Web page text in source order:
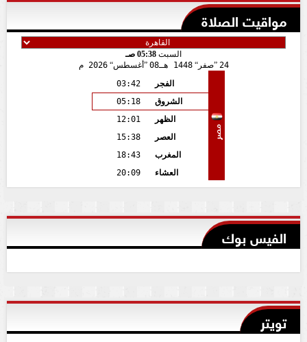
مواقيت الصلاة
السبت 05:38 صـ
24
صفر 1448 هـ 08 أغسطس 2026 م
مصر
الفجر
03:42
الشروق
05:18
الظهر
12:01
العصر
15:38
المغرب
18:43
العشاء
20:09
الفيس بوك
تويتر